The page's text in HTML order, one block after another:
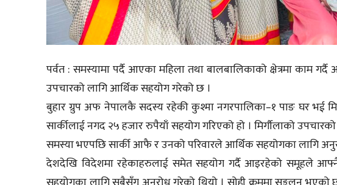
पर्वत : समस्यामा पर्दै आएका महिला तथा बालबालिकाको क्षेत्रमा काम
उपचारको लागि आर्थिक सहयोग गरेको छ ।
बुहार ग्रुप अफ नेपालकै सदस्य रहेकी कुश्मा नगरपालिका–१ पाङ घर भई
सार्कीलाई नगद २५ हजार रुपैयाँ सहयोग गरिएको हो । मिर्गौलाको
समस्या भएपछि सार्की आफै र उनको परिवारले आर्थिक सहयोगका लागि
देशदेखि विदेशमा रहेकाहरुलाई समेत सहयोग गर्दै आइरहेको समूहले